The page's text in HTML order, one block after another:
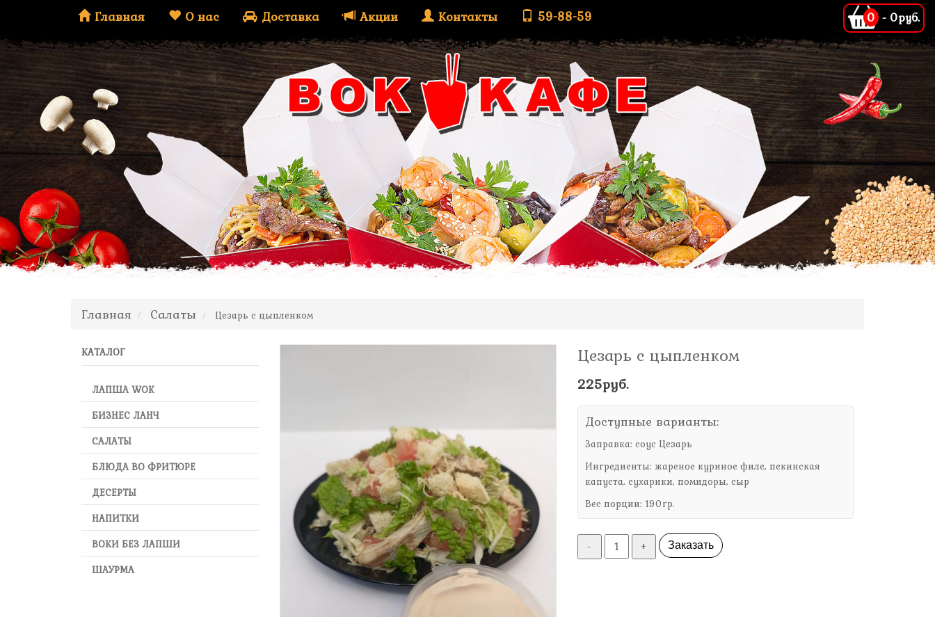
Главная О нас Доставка Акции Контакты 59-88-59 0 - 0руб.
Главная Салаты Цезарь с цыпленком
КАТАЛОГ
ЛАПША WOK
БИЗНЕС ЛАНЧ
САЛАТЫ
БЛЮДА ВО ФРИТЮРЕ
ДЕСЕРТЫ
НАПИТКИ
ВОКИ БЕЗ ЛАПШИ
ШАУРМА
Цезарь с цыпленком
225руб.
Доступные варианты:
Заправка: соус Цезарь
Ингредиенты: жареное куриное филе, пекинская
капуста, сухарики, помидоры, сыр
Вес порции: 190гр.
- + Заказать